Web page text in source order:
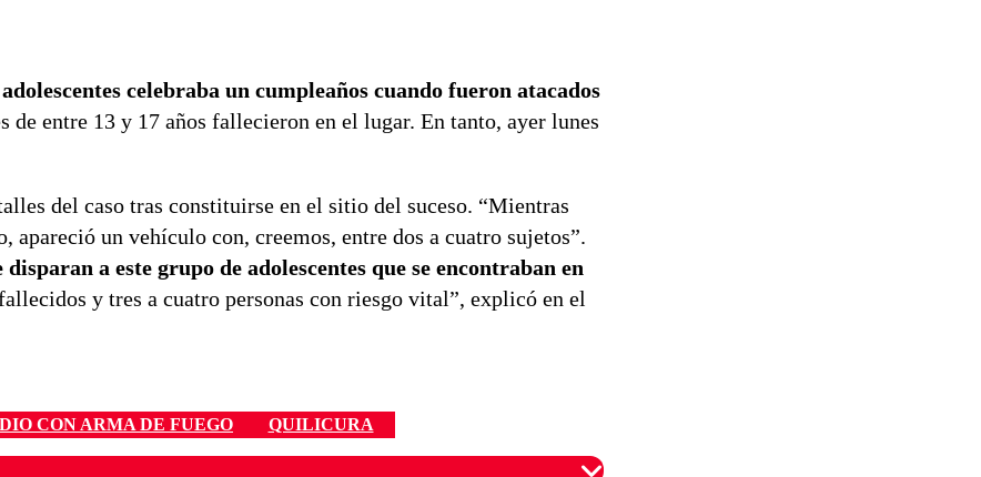
adolescentes celebraba un cumpleaños cuando fueron atacados
de entre 13 y 17 años fallecieron en el lugar. En tanto, ayer lunes
del caso tras constituirse en el sitio del suceso. “Mientras
apareció un vehículo con, creemos, entre dos a cuatro sujetos”.
disparan a este grupo de adolescentes que se encontraban en
y tres a cuatro personas con riesgo vital”, explicó en el
CON ARMA DE FUEGO QUILICURA